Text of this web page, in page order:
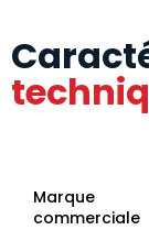
Marque
commerciale